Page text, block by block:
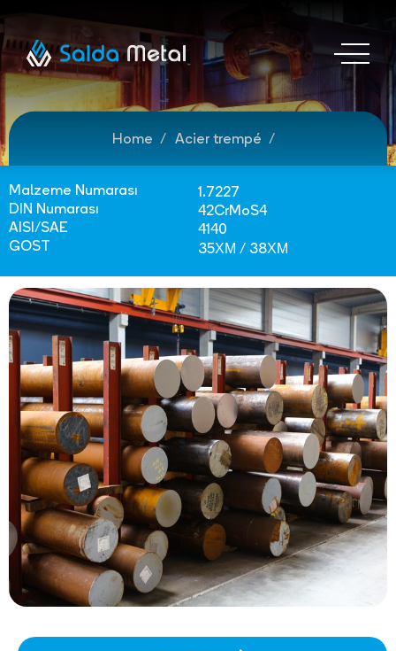
Home Acier trempé
Malzeme Numarası
1.7227
DIN Numarası
42CrMoS4
AISI/SAE
4140
GOST
35ХМ / 38ХМ